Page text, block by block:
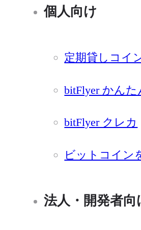
個人向け
定期貸しコイ
bitFlyer かんた
bitFlyer クレカ
ビットコイン
法人・開発者向